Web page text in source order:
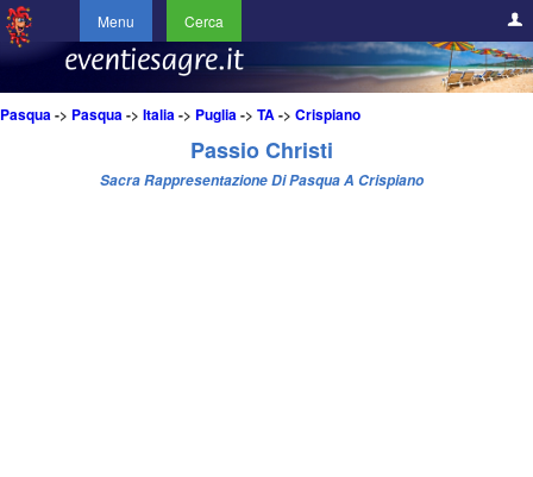
Menu Cerca
Pasqua-> Pasqua-> Italia-> Puglia-> TA-> Crispiano
Passio Christi
Sacra Rappresentazione Di Pasqua A Crispiano